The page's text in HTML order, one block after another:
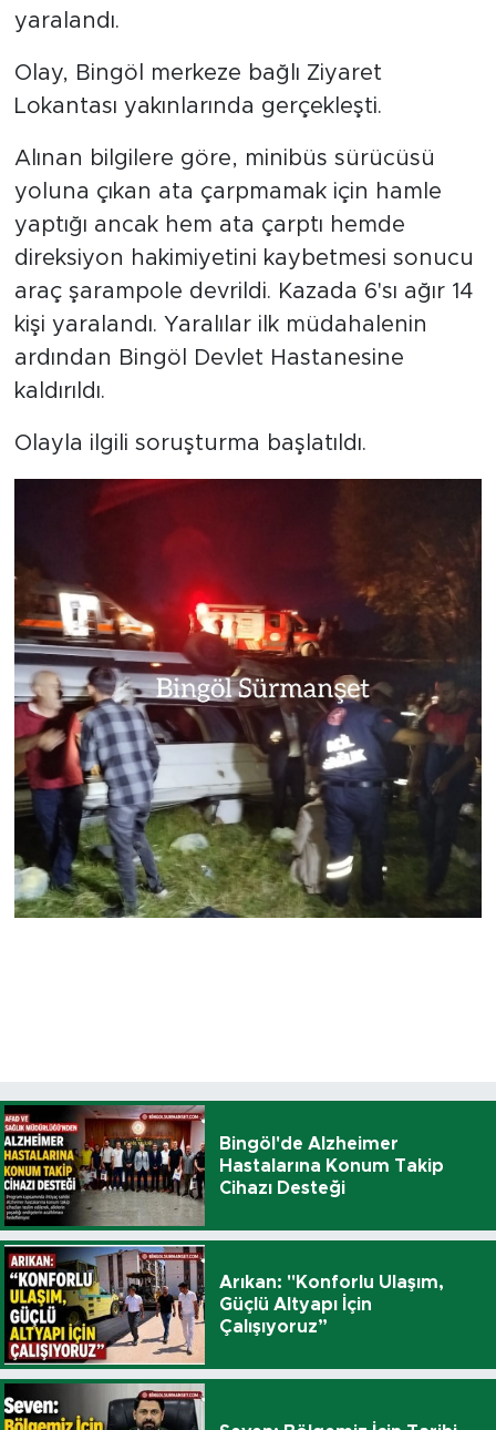
yaralandı.
Olay, Bingöl merkeze bağlı Ziyaret
Lokantası yakınlarında gerçekleşti.
Alınan bilgilere göre, minibüs sürücüsü
yoluna çıkan ata çarpmamak için hamle
yaptığı ancak hem ata çarptı hemde
direksiyon hakimiyetini kaybetmesi sonucu
araç şarampole devrildi. Kazada 6'sı ağır 14
kişi yaralandı. Yaralılar ilk müdahalenin
ardından Bingöl Devlet Hastanesine
kaldırıldı.
Olayla ilgili soruşturma başlatıldı.
Bingöl'de Alzheimer
Hastalarına Konum Takip
Cihazı Desteği
Arıkan: "Konforlu Ulaşım,
Güçlü Altyapı İçin
Çalışıyoruz”